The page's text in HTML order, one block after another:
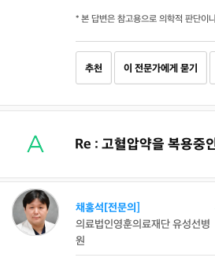
* 본 답변은 참고용으로 의학적 판단이
추천 이 전문가에게 묻기
Re : 고혈압약을 복용중
채홍석[전문의]
의료법인영훈의료재단 유성선병
원